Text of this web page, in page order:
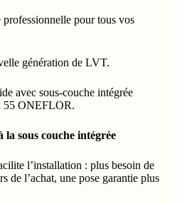
pour tous vos
génération de LVT.
avec sous-couche intégrée
55 ONEFLOR.
la sous couche intégrée
l’installation : plus besoin de
de l’achat, une pose garantie plus